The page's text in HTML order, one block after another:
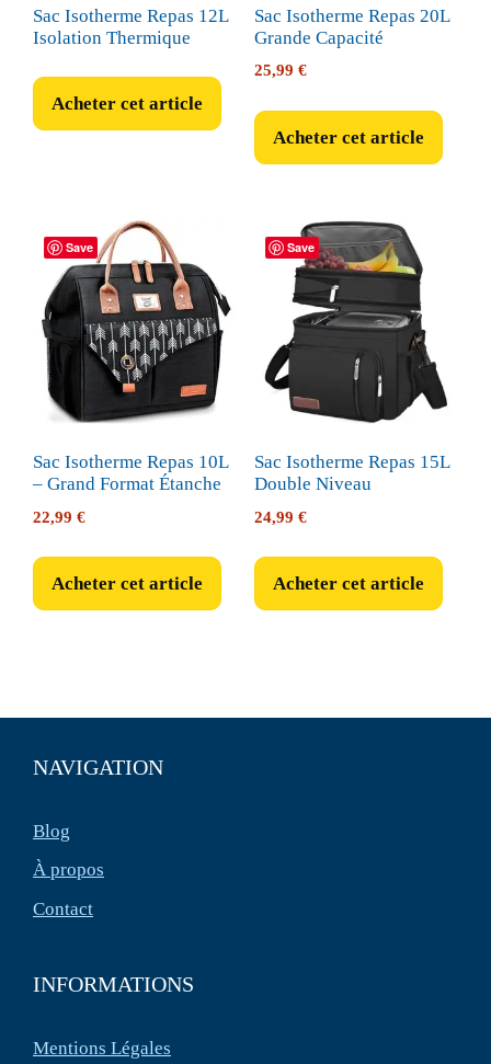
Sac Isotherme Repas 12L
Isolation Thermique
Acheter cet article
Sac Isotherme Repas 20L
Grande Capacité
25,99 €
Acheter cet article
Save
Sac Isotherme Repas 10L
– Grand Format Étanche
22,99 €
Acheter cet article
Save
Sac Isotherme Repas 15L
Double Niveau
24,99 €
Acheter cet article
NAVIGATION
Blog
À propos
Contact
INFORMATIONS
Mentions Légales